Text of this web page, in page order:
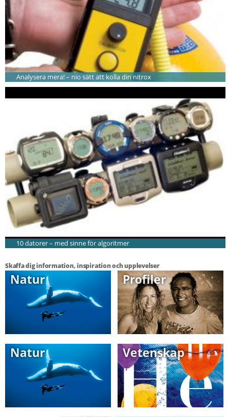
Analysera mera! – nio sätt att kolla din nitrox
10 datorer – med sinne för algoritmer
Skaffa dig information, inspiration och upplevelser
Natur Profiler
Natur Vetenskap